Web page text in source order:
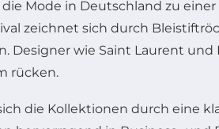
Mode in Deutschland zu
zeichnet sich durch
Designer wie Saint Laurent
rücken.
die Kollektionen durch eine